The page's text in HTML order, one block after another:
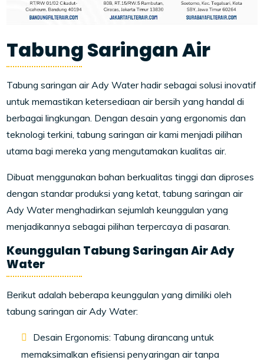
Tabung Saringan Air
Tabung saringan air Ady Water hadir sebagai solusi inovatif
untuk memastikan ketersediaan air bersih yang handal di
berbagai lingkungan. Dengan desain yang ergonomis dan
teknologi terkini, tabung saringan air kami menjadi pilihan
utama bagi mereka yang mengutamakan kualitas air.
Dibuat menggunakan bahan berkualitas tinggi dan diproses
dengan standar produksi yang ketat, tabung saringan air
Ady Water menghadirkan sejumlah keunggulan yang
menjadikannya sebagai pilihan terpercaya di pasaran.
Keunggulan Tabung Saringan Air Ady
Water
Berikut adalah beberapa keunggulan yang dimiliki oleh
tabung saringan air Ady Water:
Desain Ergonomis: Tabung dirancang untuk
memaksimalkan efisiensi penyaringan air tanpa